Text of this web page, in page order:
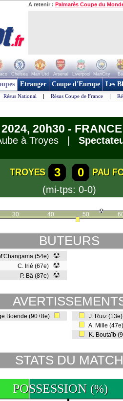
A retenir : Palmarès Coupe du
Chelsea Man Utd Arsenal Liverpool ManCity
Etranger Coupe d'Europe Les
Résus National | Résus Coupe de France |
20h30 -
à Troyes |
TROYES 3 0
PAU
(mi-tps: 0-0)
30 40 50
BUTEURS
(54e)
C. Irié (67e)
P. Bâ (87e)
Boende (90+8e)
J. Ruiz
A. Mille
K. Boutaïb
STATS DU MATCH
POSSESSION (%)